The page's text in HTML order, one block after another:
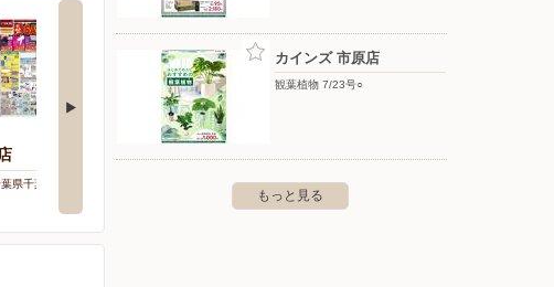
県千葉市緑区鎌取町273-2
カインズ 市原店
観葉植物 7/23号○
もっと見る